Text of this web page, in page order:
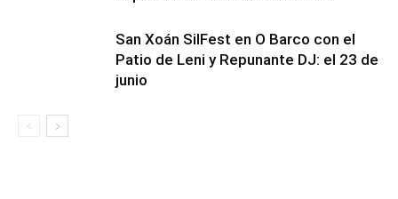
San Xoán SilFest en O Barco con el
Patio de Leni y Repunante DJ: el 23 de
junio